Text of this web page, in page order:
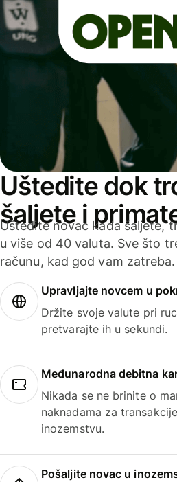
Uštedite dok
šaljete i
Uštedite novac kada šaljete,
u više od 40 valuta. Sve što
računu, kad god vam zatreba.
Upravljajte novcem u
Držite svoje valute pri
pretvarajte ih u sekundi.
Međunarodna debitna
Nikada se ne brinite o
naknadama za
inozemstvu.
Pošaljite novac u